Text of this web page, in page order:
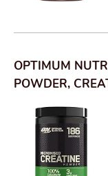
OPTIMUM
POWDER,